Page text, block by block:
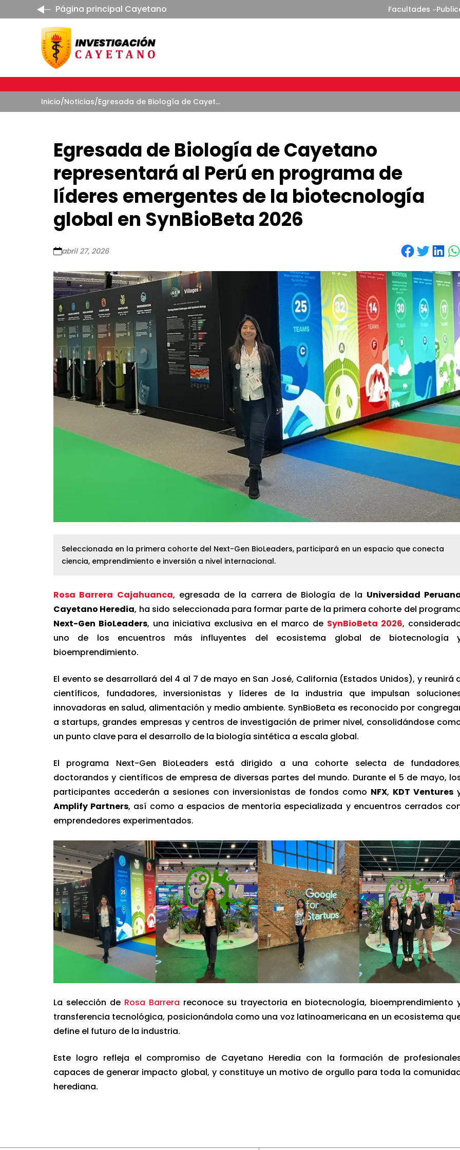
Página principal Cayetano Facultades
Inicio/Noticias/ Egresada de Biología de Cayetano representará al Perú en programa de líderes emergentes de la biotecnología global en SynBioBeta 2026
Egresada de Biología de Cayetano
representará al Perú en programa de
líderes emergentes de la biotecnología
global en SynBioBeta 2026
abril 27, 2026 Share on Facebook Share on Twitter Share on LinkedIn Share on WhatsApp
Seleccionada en la primera cohorte del Next-Gen BioLeaders, participará en un espacio que conecta
ciencia, emprendimiento e inversión a nivel internacional.
Rosa Barrera Cajahuanca, egresada de la carrera de Biología de la Universidad
Cayetano Heredia, ha sido seleccionada para formar parte de la primera cohorte del
Next-Gen BioLeaders, una iniciativa exclusiva en el marco de SynBioBeta 2026,
uno de los encuentros más influyentes del ecosistema global de biotecnología
bioemprendimiento.
El evento se desarrollará del 4 al 7 de mayo en San José, California (Estados Unidos), y reunirá
científicos, fundadores, inversionistas y líderes de la industria que impulsan
innovadoras en salud, alimentación y medio ambiente. SynBioBeta es reconocido por
a startups, grandes empresas y centros de investigación de primer nivel, consolidándose
un punto clave para el desarrollo de la biología sintética a escala global.
El programa Next-Gen BioLeaders está dirigido a una cohorte selecta de
doctorandos y científicos de empresa de diversas partes del mundo. Durante el 5 de mayo,
participantes accederán a sesiones con inversionistas de fondos como NFX, KDT Ventures
Amplify Partners, así como a espacios de mentoría especializada y encuentros cerrados
emprendedores experimentados.
La selección de Rosa Barrera reconoce su trayectoria en biotecnología, bioemprendimiento
transferencia tecnológica, posicionándola como una voz latinoamericana en un ecosistema
define el futuro de la industria.
Este logro refleja el compromiso de Cayetano Heredia con la formación de
capaces de generar impacto global, y constituye un motivo de orgullo para toda la
herediana.